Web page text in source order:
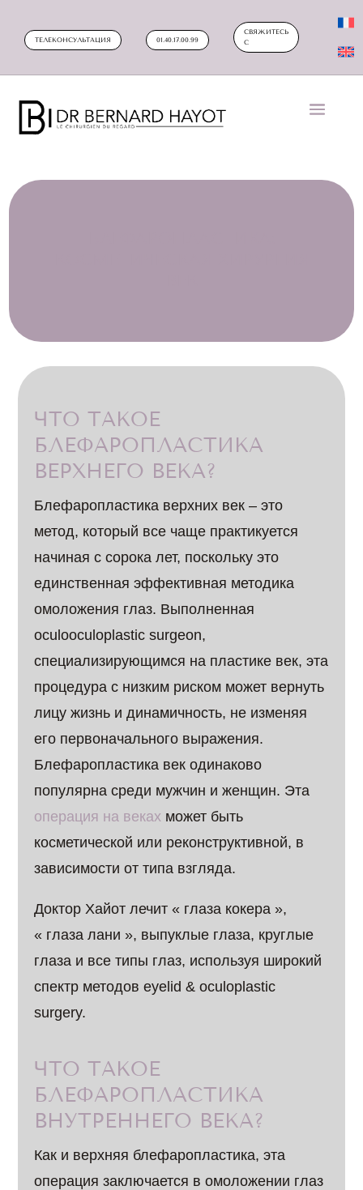
ТЕЛЕКОНСУЛЬТАЦИЯ 01.40.17.00.99
СВЯЖИТЕСЬ
С
ЧТО ТАКОЕ
БЛЕФАРОПЛАСТИКА
ВЕРХНЕГО ВЕКА?
Блефаропластика верхних век – это
метод, который все чаще практикуется
начиная с сорока лет, поскольку это
единственная эффективная методика
омоложения глаз. Выполненная
оculooculoplastic surgeon,
специализирующимся на пластике век, эта
процедура с низким риском может вернуть
лицу жизнь и динамичность, не изменяя
его первоначального выражения.
Блефаропластика век одинаково
популярна среди мужчин и женщин. Эта
операция на веках может быть
косметической или реконструктивной, в
зависимости от типа взгляда.
Доктор Хайот лечит « глаза кокера »,
« глаза лани », выпуклые глаза, круглые
глаза и все типы глаз, используя широкий
спектр методов eyelid & oculoplastic
surgery.
ЧТО ТАКОЕ
БЛЕФАРОПЛАСТИКА
ВНУТРЕННЕГО ВЕКА?
Как и верхняя блефаропластика, эта
операция заключается в омоложении глаз